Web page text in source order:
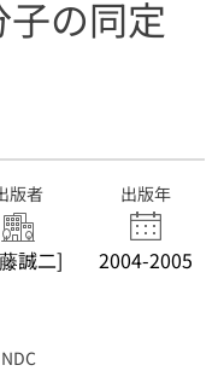
の同定
版者
誠二]
出版年
2004-2005
NDC